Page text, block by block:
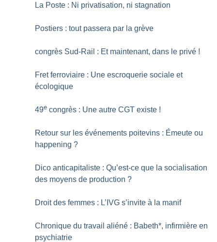
La Poste : Ni privatisation, ni stagnation
Postiers : tout passera par la grève
congrès Sud-Rail : Et maintenant, dans le privé !
Fret ferroviaire : Une escroquerie sociale et
écologique
49e congrès : Une autre CGT existe !
Retour sur les événements poitevins : Émeute ou
happening ?
Dico anticapitaliste : Qu’est-ce que la socialisation
des moyens de production ?
Droit des femmes : L’IVG s’invite à la manif
Chronique du travail aliéné : Babeth*, infirmière en
psychiatrie